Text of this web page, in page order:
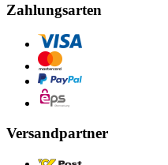
Zahlungsarten
Versandpartner